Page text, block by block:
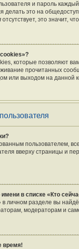
и пароль
делать это на
отсутствует, это значит,
которые позволяют
прочитанных
или выходом на
пользователем,
вверху страницы и
в списке «Кто
в личном разделе вы
модераторам и
время!